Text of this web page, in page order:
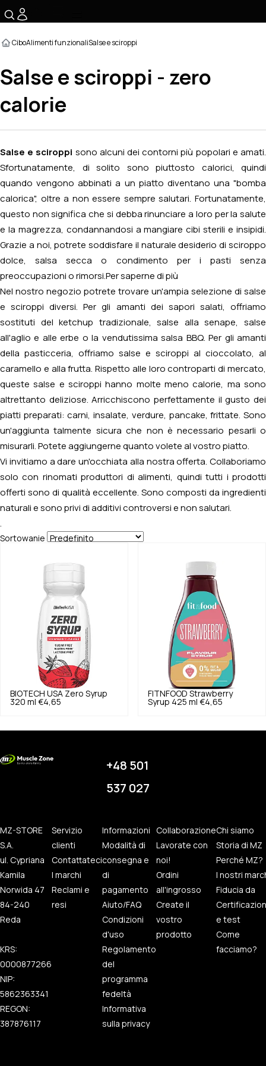
CiboAlimenti funzionaliSalse e sciroppi
Salse e sciroppi - zero
calorie
Salse e sciroppi sono alcuni dei contorni più popolari e amati.
Sfortunatamente, di solito sono piuttosto calorici, quindi
quando vengono abbinati a un piatto diventano una "bomba
calorica", oltre a non essere sempre salutari. Fortunatamente,
questo non significa che si debba rinunciare a loro per la salute
e la magrezza, condannandosi a mangiare cibi sterili e insipidi.
Grazie a noi, potrete soddisfare il naturale desiderio di sciroppo
dolce, salsa secca o condimento per i pasti senza
preoccupazioni o rimorsi. Per saperne di più
Nel nostro negozio potrete trovare un'ampia selezione di salse
e sciroppi diversi. Per gli amanti dei sapori salati, offriamo
sostituti del ketchup tradizionale, salse alla senape, salse
all'aglio e alle erbe o la vendutissima salsa BBQ. Per gli amanti
della pasticceria, offriamo salse e sciroppi al cioccolato, al
caramello e alla frutta. Rispetto alle loro controparti di mercato,
queste salse e sciroppi hanno molte meno calorie, ma sono
altrettanto deliziose. Arricchiscono perfettamente il gusto dei
piatti preparati: carni, insalate, verdure, pancake, frittate. Sono
un'aggiunta talmente sicura che non è necessario pesarli o
misurarli. Potete aggiungerne quanto volete al vostro piatto.
Vi invitiamo a dare un'occhiata alla nostra offerta. Collaboriamo
solo con rinomati produttori di alimenti, quindi tutti i prodotti
offerti sono di qualità eccellente. Sono composti da ingredienti
naturali e sono privi di additivi controversi e non salutari.
Sortowanie
BIOTECH USA Zero Syrup
320 ml €4,65
FITNFOOD Strawberry
Syrup 425 ml €4,65
+48 501
537 027
MZ-STORE
S.A.
ul. Cypriana
Kamila
Norwida 47
84-240
Reda
KRS:
0000877266
NIP:
5862363341
REGON:
387876117
Servizio
clienti
Contattateci
I marchi
Reclami e
resi
Informazioni
Modalità di
consegna e
di
pagamento
Aiuto/FAQ
Condizioni
d'uso
Regolamento
del
programma
fedeltà
Informativa
sulla privacy
Collaborazione
Lavorate con
noi!
Ordini
all'ingrosso
Create il
vostro
prodotto
Chi siamo
Storia di MZ
Perché MZ?
I nostri
Fiducia da
e test
Come
facciamo?